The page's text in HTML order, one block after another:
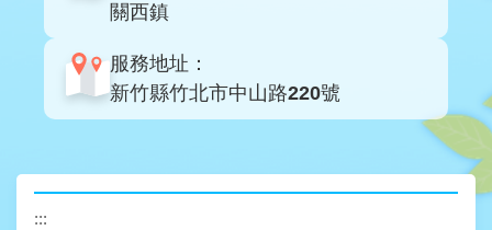
關西鎮
服務地址：
新竹縣竹北市中山路220號
:::